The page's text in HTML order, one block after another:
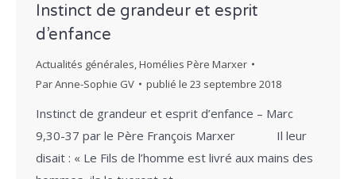
Instinct de grandeur et esprit
d’enfance
Actualités générales Homélies Père Marxer
ParAnne-Sophie GV publié le 23 septembre 2018
Instinct de grandeur et esprit d’enfance – Marc
9,30-37 par le Père François Marxer Il leur
disait : « Le Fils de l’homme est livré aux mains des